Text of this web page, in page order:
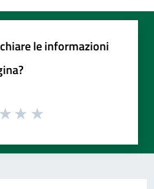
le informazioni